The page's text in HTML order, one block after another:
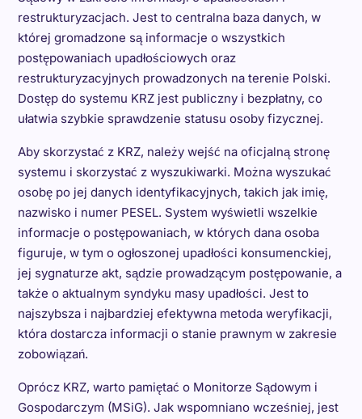
restrukturyzacjach. Jest to centralna baza danych, w
której gromadzone są informacje o wszystkich
postępowaniach upadłościowych oraz
restrukturyzacyjnych prowadzonych na terenie Polski.
Dostęp do systemu KRZ jest publiczny i bezpłatny, co
ułatwia szybkie sprawdzenie statusu osoby fizycznej.
Aby skorzystać z KRZ, należy wejść na oficjalną stronę
systemu i skorzystać z wyszukiwarki. Można wyszukać
osobę po jej danych identyfikacyjnych, takich jak imię,
nazwisko i numer PESEL. System wyświetli wszelkie
informacje o postępowaniach, w których dana osoba
figuruje, w tym o ogłoszonej upadłości konsumenckiej,
jej sygnaturze akt, sądzie prowadzącym postępowanie, a
także o aktualnym syndyku masy upadłości. Jest to
najszybsza i najbardziej efektywna metoda weryfikacji,
która dostarcza informacji o stanie prawnym w zakresie
zobowiązań.
Oprócz KRZ, warto pamiętać o Monitorze Sądowym i
Gospodarczym (MSiG). Jak wspomniano wcześniej, jest